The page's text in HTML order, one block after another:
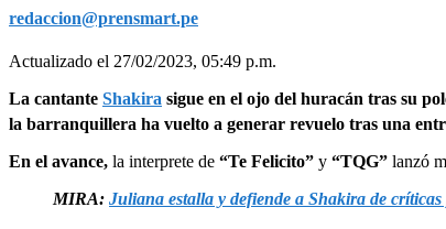
redaccion@prensmart.pe
Actualizado el 27/02/2023, 05:49 p.m.
La cantante Shakira sigue en el ojo del huracán tras su
la barranquillera ha vuelto a generar revuelo tras una
En el avance, la interprete de “Te Felicito” y “TQG” lanzó
MIRA: Juliana estalla y defiende a Shakira de